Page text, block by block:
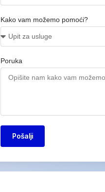
Kako vam možemo pomoći?
Poruka
Pošalji